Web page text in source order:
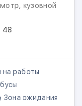
кузовной
48
на работы
Зона ожидания